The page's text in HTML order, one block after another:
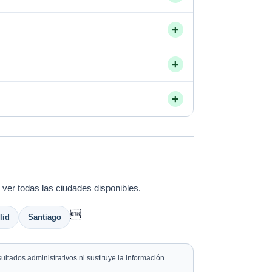
+
+
+
todas las ciudades disponibles.
Santiago 
administrativos ni sustituye la información